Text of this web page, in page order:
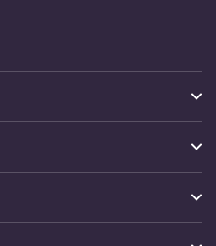
legetøj er mere end
på minder. En
nu og langt ud i
og
alt samlet ét